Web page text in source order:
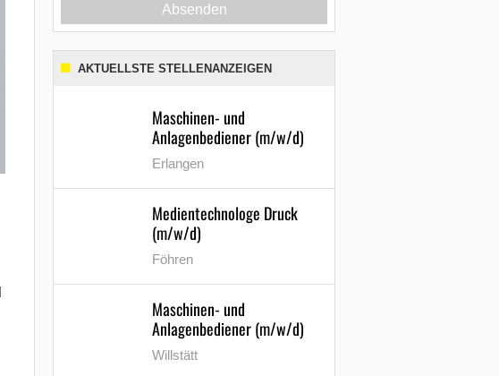
Absenden
AKTUELLSTE STELLENANZEIGEN
Maschinen- und
Anlagenbediener (m/w/d)
Erlangen
Medientechnologe Druck
(m/w/d)
Föhren
Maschinen- und
Anlagenbediener (m/w/d)
Willstätt